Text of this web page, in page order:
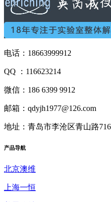
电话：18663999912
QQ ：116623214
微信：186 6399 9912
邮箱：qdyjh1977@126.com
地址：青岛市李沧区青山路
产品导航
北京澳维
上海一恒